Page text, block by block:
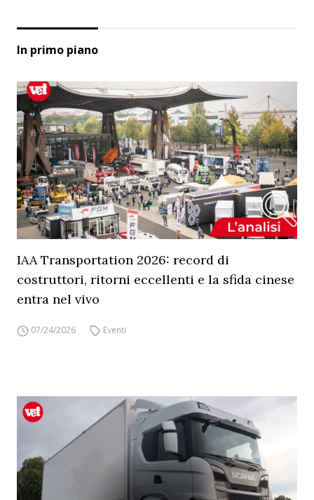
In primo piano
IAA Transportation 2026: record di
costruttori, ritorni eccellenti e la sfida cinese
entra nel vivo
07/24/2026 Eventi